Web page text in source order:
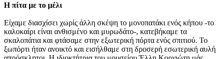
Η πίτα με το μέλι
Είχαμε διασχίσει χωρίς άλλη σκέψη το μονοπατάκι ενός κήπου -το
καλοκαίρι είναι ανθισμένο και μυρωδάτο-, κατεβήκαμε τα
σκαλοπάτια και φτάσαμε στην εξωτερική πόρτα ενός σπιτιού. Το
ξωπόρτι ήταν ανοικτό και εισήλθαμε στη δροσερή εσωτερική αυλή